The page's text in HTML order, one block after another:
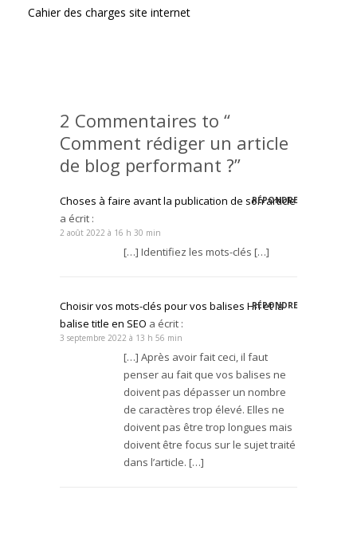
Cahier des charges site internet
2 Commentaires to “
Comment rédiger un article
de blog performant ?”
Choses à faire avant la publication de son article
a écrit :
RÉPONDRE
2 août 2022 à 16 h 30 min
[…] Identifiez les mots-clés […]
Choisir vos mots-clés pour vos balises Hn et la
balise title en SEO a écrit :
RÉPONDRE
3 septembre 2022 à 13 h 56 min
[…] Après avoir fait ceci, il faut
penser au fait que vos balises ne
doivent pas dépasser un nombre
de caractères trop élevé. Elles ne
doivent pas être trop longues mais
doivent être focus sur le sujet traité
dans l’article. […]